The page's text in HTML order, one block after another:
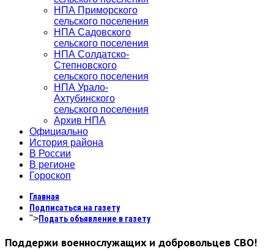
НПА Приморского
сельского поселения
НПА Садовского
сельского поселения
НПА Солдатско-
Степновского
сельского поселения
НПА Урало-
Ахтубинского
сельского поселения
Архив НПА
Официально
История района
В России
В регионе
Гороскоп
Главная
Подписаться на газету
">Подать объявление в газету
Поддержи военнослужащих и добровольцев СВО!